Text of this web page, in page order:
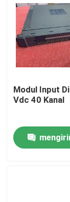
Rumah
Modul Input
Vdc 40 Kanal